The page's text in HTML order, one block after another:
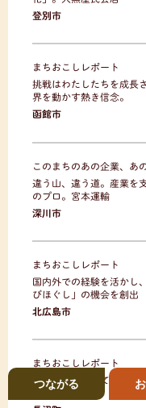
登別市
まちおこしレポート
挑戦はわたしたちを成長
界を動かす熱き信念。
函館市
このまちのあの企業、あ
違う山、違う道。産業を
のプロ。宮本運輸
深川市
まちおこしレポート
国内外での経験を活かし
びほぐし」の機会を創出
北広島市
まちおこしレポート
塾生たちを通して見る「
業塾」のリアル
つながる